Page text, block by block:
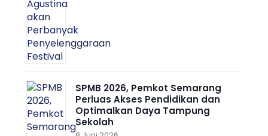
SPMB 2026, Pemkot Semarang
Perluas Akses Pendidikan dan
Optimalkan Daya Tampung
Sekolah